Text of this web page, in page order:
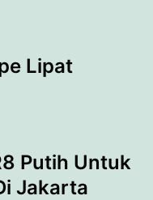
Lipat
Putih Untuk
Jakarta